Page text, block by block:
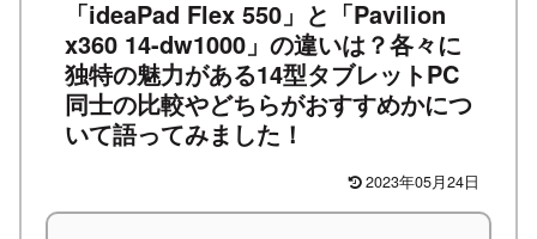
「ideaPad Flex 550」と「Pavilion
x360 14-dw1000」の違いは？各々に
独特の魅力がある14型タブレットPC
同士の比較やどちらがおすすめかにつ
いて語ってみました！
2023年05月24日